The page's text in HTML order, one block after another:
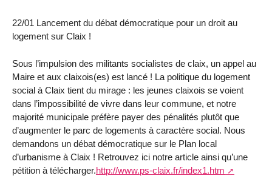
22/01 Lancement du débat démocratique pour un droit au
logement sur Claix !
Sous l’impulsion des militants socialistes de claix, un appel au
Maire et aux claixois(es) est lancé ! La politique du logement
social à Claix tient du mirage : les jeunes claixois se voient
dans l’impossibilité de vivre dans leur commune, et notre
majorité municipale préfère payer des pénalités plutôt que
d’augmenter le parc de logements à caractère social. Nous
demandons un débat démocratique sur le Plan local
d’urbanisme à Claix ! Retrouvez ici notre article ainsi qu’une
pétition à télécharger.http://www.ps-claix.fr/index1.htm